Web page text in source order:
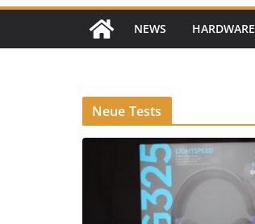
NEWS HARDWARE
Neue Tests